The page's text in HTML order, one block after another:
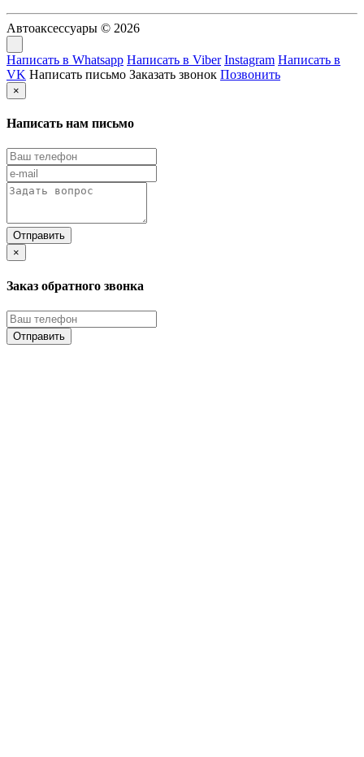
Автоаксессуары © 2026
Написать в Whatsapp Написать в Viber Instagram Написать в
VK Написать письмо Заказать звонок Позвонить
×
Написать нам письмо
×
Заказ обратного звонка